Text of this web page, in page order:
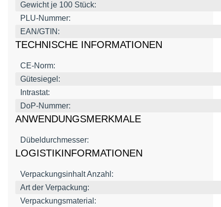
Gewicht je 100 Stück:
PLU-Nummer:
EAN/GTIN:
TECHNISCHE INFORMATIONEN
CE-Norm:
Gütesiegel:
Intrastat:
DoP-Nummer:
ANWENDUNGSMERKMALE
Dübeldurchmesser:
LOGISTIKINFORMATIONEN
Verpackungsinhalt Anzahl:
Art der Verpackung:
Verpackungsmaterial: